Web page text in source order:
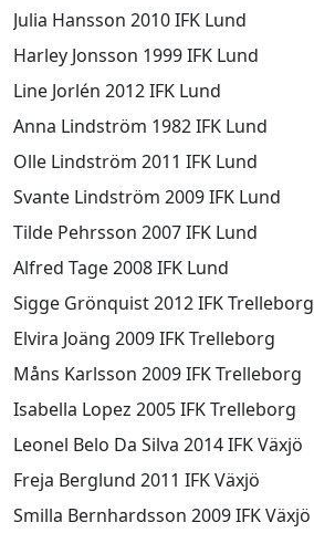
Julia Hansson 2010 IFK Lund
Harley Jonsson 1999 IFK Lund
Line Jorlén 2012 IFK Lund
Anna Lindström 1982 IFK Lund
Olle Lindström 2011 IFK Lund
Svante Lindström 2009 IFK Lund
Tilde Pehrsson 2007 IFK Lund
Alfred Tage 2008 IFK Lund
Sigge Grönquist 2012 IFK Trelleborg
Elvira Joäng 2009 IFK Trelleborg
Måns Karlsson 2009 IFK Trelleborg
Isabella Lopez 2005 IFK Trelleborg
Leonel Belo Da Silva 2014 IFK Växjö
Freja Berglund 2011 IFK Växjö
Smilla Bernhardsson 2009 IFK Växjö